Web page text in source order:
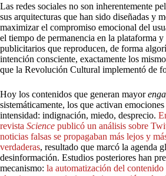
Las redes sociales no son inherentemente
sus arquitecturas que han sido diseñadas y
maximizar el compromiso emocional del
el tiempo de permanencia en la plataforma y
publicitarios que reproducen, de forma
intención consciente, exactamente los
que la Revolución Cultural implementó de
Hoy los contenidos que generan mayor
sistemáticamente, los que activan emociones
intensidad: indignación, miedo, desprecio.
revista Science publicó un análisis sobre
noticias falsas se propagaban más lejos y
verdaderas, resultado que marcó la agenda
desinformación. Estudios posteriores han
mecanismo: la automatización del contenido